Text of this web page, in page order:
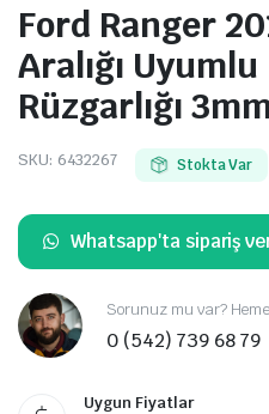
Ford Ranger
Aralığı
Rüzgarlığı
SKU: 6432267 Stokta Var
Whatsapp'ta sipariş
Sorunuz mu var?
0 (542) 739 68 79
Uygun Fiyatlar